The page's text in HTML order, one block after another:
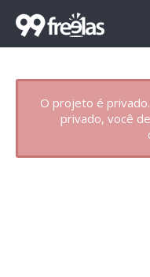
O projeto é
privado, você